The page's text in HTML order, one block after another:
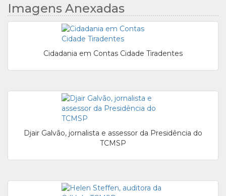
Imagens Anexadas
Cidadania em Contas Cidade Tiradentes
Djair Galvão, jornalista e assessor da Presidência do
TCMSP